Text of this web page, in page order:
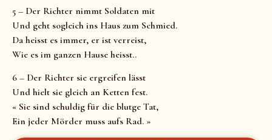
5 – Der Richter nimmt Soldaten mit
Und geht sogleich ins Haus zum Schmied.
Da heisst es immer, er ist verreist,
Wie es im ganzen Hause heisst..
6 – Der Richter sie ergreifen lässt
Und hielt sie gleich an Ketten fest.
« Sie sind schuldig für die blutge Tat,
Ein jeder Mörder muss aufs Rad. »